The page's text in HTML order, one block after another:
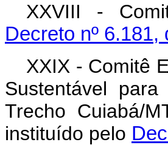
XXVIII -
Decreto nº
XXIX - Comitê
Sustentável
Trecho Cuiabá/
instituído pelo